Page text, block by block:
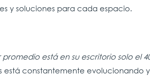
y soluciones para cada espacio.
está en su escritorio solo el
está constantemente evolucionando